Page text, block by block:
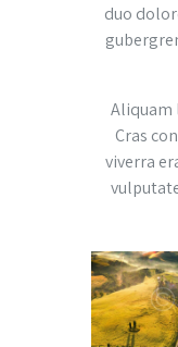
duo
Aliquam
Cras
viverra